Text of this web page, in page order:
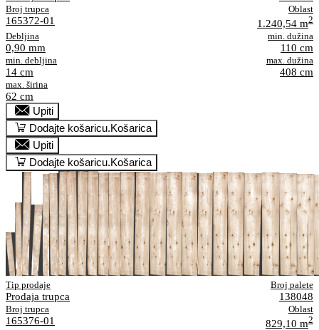
Broj trupca
165372-01
Oblast
1.240,54 m2
Debljina
0,90 mm
min. dužina
110 cm
min. debljina
14 cm
max. dužina
408 cm
max. širina
62 cm
Upiti
Dodajte košaricu.Košarica
Upiti
Dodajte košaricu.Košarica
Tip prodaje
Prodaja trupca
Broj palete
138048
Broj trupca
165376-01
Oblast
829,10 m2